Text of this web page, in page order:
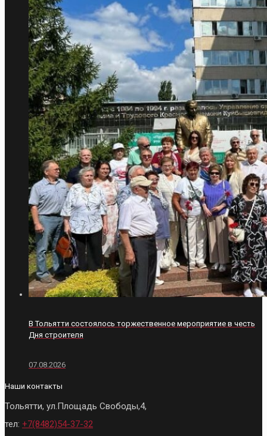
В Тольятти состоялось торжественное мероприятие в честь
Дня строителя
07.08.2026
Наши контакты
Тольятти, ул.Площадь Свободы,4,
тел: +7(8482)54-37-32